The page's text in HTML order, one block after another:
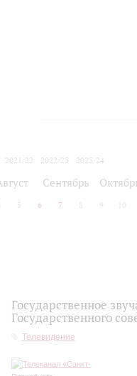
2021/22 2022/23
2023/24
Сентябрь
5 6 7 8 9 10
Государственное
Государственного
Телевидение